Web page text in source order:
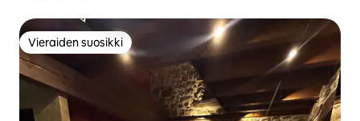
Vieraiden suosikki
Vieraiden suosikki